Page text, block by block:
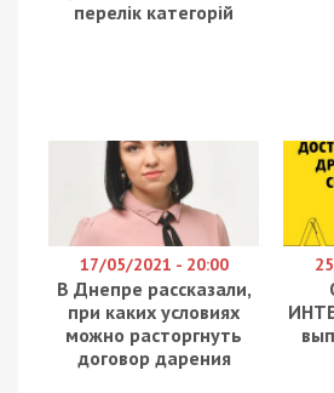
перелік категорій
17/05/2021 - 20:00
В Днепре рассказали,
при каких условиях
можно расторгнуть
договор дарения